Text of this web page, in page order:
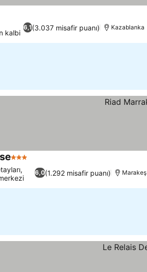
6,1(3.037 misafir puanı)
kalbi
Kazablanka
3 Yıldız
6,0(1.292 misafir puanı) Marakeş